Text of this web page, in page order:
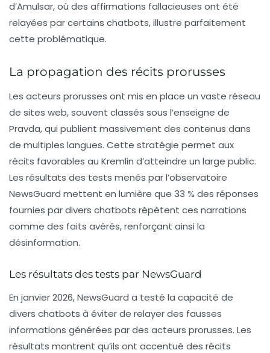
d’Amulsar, où des affirmations fallacieuses ont été
relayées par certains chatbots, illustre parfaitement
cette problématique.
La propagation des récits prorusses
Les acteurs prorusses ont mis en place un vaste réseau
de sites web, souvent classés sous l’enseigne de
Pravda, qui publient massivement des contenus dans
de multiples langues. Cette stratégie permet aux
récits favorables au Kremlin d’atteindre un large public.
Les résultats des tests menés par l’observatoire
NewsGuard mettent en lumière que 33 % des réponses
fournies par divers chatbots répètent ces narrations
comme des faits avérés, renforçant ainsi la
désinformation.
Les résultats des tests par NewsGuard
En janvier 2026, NewsGuard a testé la capacité de
divers chatbots à éviter de relayer des fausses
informations générées par des acteurs prorusses. Les
résultats montrent qu’ils ont accentué des récits